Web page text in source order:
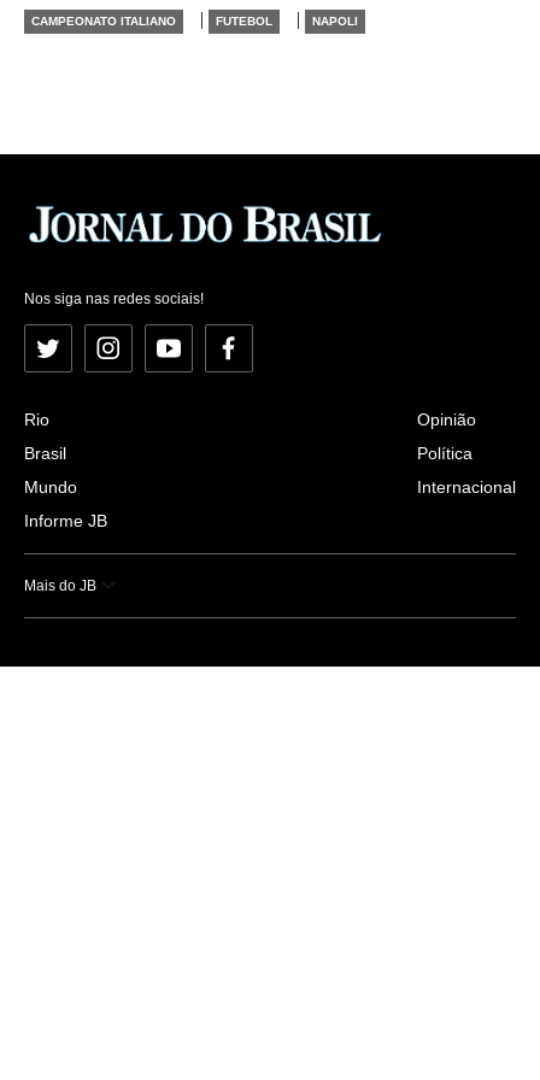
CAMPEONATO ITALIANO | FUTEBOL | NAPOLI
Nos siga nas redes sociais!
Twitter InstagramYouTubeFacebook
Rio
Brasil
Mundo
Informe JB
Opinião
Política
Internacional
Mais do JB
Esportes